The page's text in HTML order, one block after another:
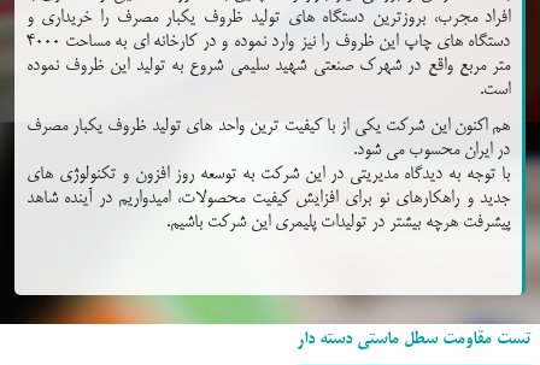
افراد مجرب، بروزترین دستگاه های تولید ظروف یکبار مصرف را خریداری و
دستگاه های چاپ این ظروف را نیز وارد نموده و در کارخانه ای به مساحت 4000
متر مربع واقع در شهرک صنعتی شهید سلیمی شروع به تولید این ظروف نموده
است.
هم اکنون این شرکت یکی از با کیفیت ترین واحد های تولید ظروف یکبار مصرف
در ایران محسوب می شود.
با توجه به دیدگاه مدیریتی در این شرکت به توسعه روز افزون و تکنولوژی های
جدید و راهکارهای نو برای افزایش کیفیت محصولات، امیدواریم در آینده شاهد
پیشرفت هرچه بیشتر در تولیدات پلیمری این شرکت باشیم.
تست مقاومت سطل ماستی دسته دار